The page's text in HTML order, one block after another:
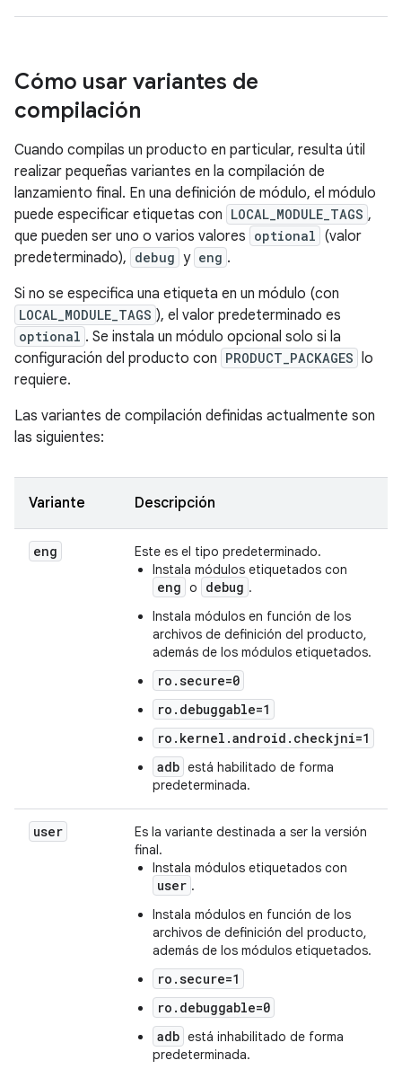
Cómo usar variantes de
compilación
Cuando compilas un producto en particular, resulta útil
realizar pequeñas variantes en la compilación de
lanzamiento final. En una definición de módulo, el módulo
puede especificar etiquetas con LOCAL_MODULE_TAGS ,
que pueden ser uno o varios valores optional (valor
predeterminado), debug y eng .
Si no se especifica una etiqueta en un módulo (con
LOCAL_MODULE_TAGS ), el valor predeterminado es
optional . Se instala un módulo opcional solo si la
configuración del producto con PRODUCT_PACKAGES lo
requiere.
Las variantes de compilación definidas actualmente son
las siguientes:
Variante Descripción
eng
Este es el tipo predeterminado.
Instala módulos etiquetados con
eng o debug .
Instala módulos en función de los
archivos de definición del producto,
además de los módulos etiquetados.
ro.secure=0
ro.debuggable=1
ro.kernel.android.checkjni=1
adb está habilitado de forma
predeterminada.
user
Es la variante destinada a ser la versión
final.
Instala módulos etiquetados con
user .
Instala módulos en función de los
archivos de definición del producto,
además de los módulos etiquetados.
ro.secure=1
ro.debuggable=0
adb está inhabilitado de forma
predeterminada.